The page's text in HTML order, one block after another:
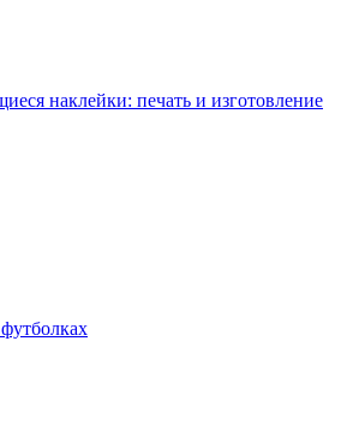
наклейки: печать и изготовление